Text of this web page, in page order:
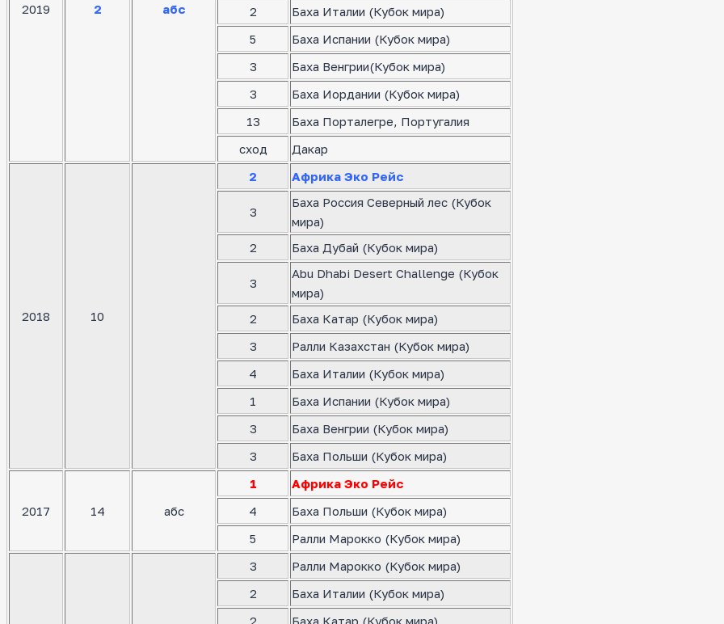
2019 2 абс
2
Баха Италии (Кубок мира)
5
Баха Испании (Кубок мира)
3
Баха Венгрии(Кубок мира)
3
Баха Иордании (Кубок мира)
13
Баха Порталегре, Португалия
сход
Дакар
2018 10
2 Африка Эко Рейс
3
Баха Россия Северный лес (Кубок
мира)
2
Баха Дубай (Кубок мира)
3
Abu Dhabi Desert Challenge (Кубок
мира)
2
Баха Катар (Кубок мира)
3
Ралли Казахстан (Кубок мира)
4
Баха Италии (Кубок мира)
1
Баха Испании (Кубок мира)
3
Баха Венгрии (Кубок мира)
3
Баха Польши (Кубок мира)
2017 14 абс
1
Африка Эко Рейс
4
Баха Польши (Кубок мира)
5
Ралли Марокко (Кубок мира)
3
Ралли Марокко (Кубок мира)
2
Баха Италии (Кубок мира)
2
Баха Катар (Кубок мира)